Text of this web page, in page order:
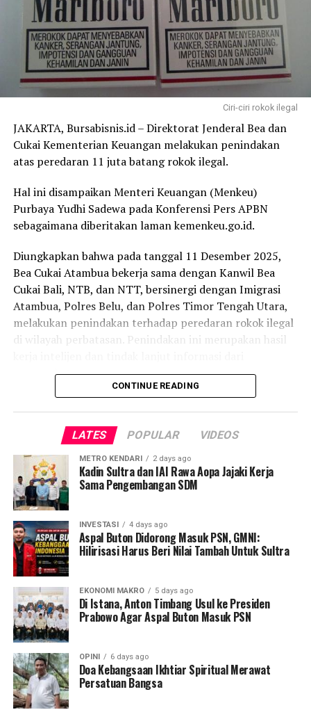
Ia mengajak seluruh insan Kementerian Keuangan untuk
terus meningkatkan semangat dalam menyongsong
tahun mendatang.
Laporan : Tam
Post Views: 5,394
Ciri-ciri rokok ilegal
JAKARTA, Bursabisnis.id – Direktorat Jenderal Bea dan
Cukai Kementerian Keuangan melakukan penindakan
atas peredaran 11 juta batang rokok ilegal.
Hal ini disampaikan Menteri Keuangan (Menkeu)
Purbaya Yudhi Sadewa pada Konferensi Pers APBN
sebagaimana diberitakan laman kemenkeu.go.id.
Diungkapkan bahwa pada tanggal 11 Desember 2025,
Bea Cukai Atambua bekerja sama dengan Kanwil Bea
Cukai Bali, NTB, dan NTT, bersinergi dengan Imigrasi
Atambua, Polres Belu, dan Polres Timor Tengah Utara,
melakukan penindakan terhadap peredaran rokok ilegal
di wilayah perbatasan. Penindakan ini merupakan hasil
masyarakat.
Timor Tengah Utara. Dari gudang tersebut, ditemukan
1.100 karton rokok merek Marlboro dan Marlboro Gold
yang diduga dilekati pita cukai palsu. Sebelumnya,
sebanyak 138.160 batang rokok ilegal juga telah
diamankan. Total keseluruhan barang bukti dari
rangkaian penindakan ini mencapai kurang lebih 11 juta
batang rokok ilegal.
Atas pengembangan kasus tersebut, tiga warga negara
asing (WNA) ditetapkan sebagai tersangka.
Penangkapan dilakukan secara sinergis di boarding
lounge keberangkatan luar negeri Bandara Soekarno-
Hatta saat ketiganya hendak meninggalkan Indonesia.
Saat ini, ketiga tersangka telah ditahan di Rutan
Salemba, Cabang Kantor Pusat DJBC, dan koordinasi
telah dilakukan dengan kedutaan besar negara asal
mereka di Indonesia.
CONTINUE READING
LATES POPULAR VIDEOS
METRO KENDARI 2 days ago
Kadin Sultra dan IAI Rawa Aopa Jajaki Kerja
Sama Pengembangan SDM
INVESTASI 4 days ago
Aspal Buton Didorong Masuk PSN, GMNI:
Hilirisasi Harus Beri Nilai Tambah Untuk Sultra
EKONOMI MAKRO 5 days ago
Di Istana, Anton Timbang Usul ke Presiden
Prabowo Agar Aspal Buton Masuk PSN
OPINI 6 days ago
Doa Kebangsaan Ikhtiar Spiritual Merawat
Persatuan Bangsa